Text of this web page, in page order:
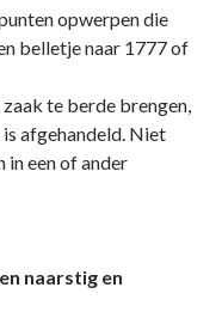
opwerpen die
belletje naar 1777 of
zaak te berde brengen,
afgehandeld. Niet
in een of ander
naarstig en